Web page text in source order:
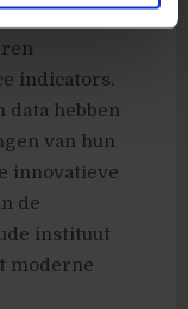
indicators.
data hebben
van hun
innovatieve
de
instituut
moderne